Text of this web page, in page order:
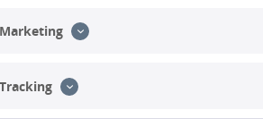
Aushub erforderlich ist, lässt sich der
Verfahren mit Schaufel und
x 220 x 129,5 cm ist über die einfache
mit volumengleichen
4000 l meist ohne weiteres möglich.
eines Flachtanks erfahren Siehier.
Marketing
Tracking